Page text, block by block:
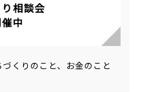
相談会
中
くりのこと、お金のこと